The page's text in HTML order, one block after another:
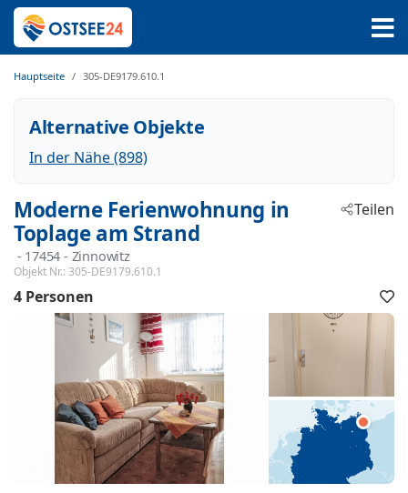
Hauptseite 305-DE9179.610.1
Alternative Objekte
In der Nähe (898)
Moderne Ferienwohnung in
Toplage am Strand
- 17454 - Zinnowitz
Objekt Nr.: 305-DE9179.610.1
Teilen
4 Personen